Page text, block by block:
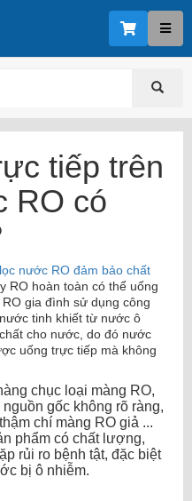
tiếp trên
RO có
nước RO đảm bảo chất
RO hoàn toàn có thể uống
gia đình sử dụng công
tinh khiết từ nước ô
cho nước, do đó nước
uống trực tiếp mà không
chục loại màng RO,
gốc không rõ ràng,
chí màng RO giả ...
phẩm có chất lượng,
rủi ro bệnh tật, đặc biệt
bị ô nhiễm.